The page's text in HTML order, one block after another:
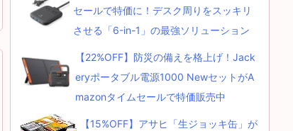
セールで特価に！デスク周りをスッキリ
させる「6-in-1」の最強ソリューション
【22%OFF】防災の備えを格上げ！Jack
eryポータブル電源1000 NewセットがA
mazonタイムセールで特価販売中
【15%OFF】アサヒ「生ジョッキ缶」が